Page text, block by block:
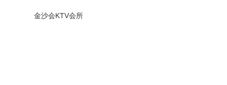
金沙会KTV会所